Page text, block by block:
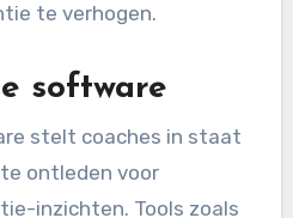
te verhogen.
software
stelt coaches in staat
ontleden voor
inzichten. Tools zoals